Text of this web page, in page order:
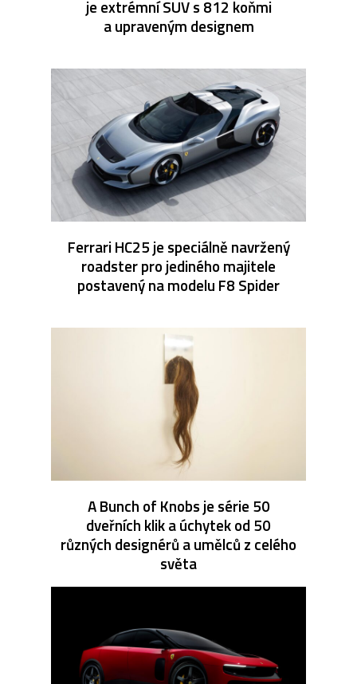
je extrémní SUV s 812 koňmi
a upraveným designem
Ferrari HC25 je speciálně navržený
roadster pro jediného majitele
postavený na modelu F8 Spider
A Bunch of Knobs je série 50
dveřních klik a úchytek od 50
různých designérů a umělců z celého
světa